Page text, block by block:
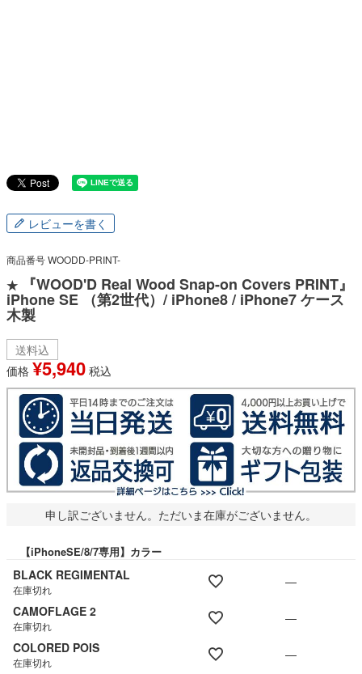
レビューを書く
商品番号WOODD-PRINT-
★ 『WOOD'D Real Wood Snap-on Covers PRINT』
iPhone SE （第2世代）/ iPhone8 / iPhone7 ケース
木製
送料込
価格 ¥5,940 税込
申し訳ございません。ただいま在庫がございません。
【iPhoneSE/8/7専用】カラー
BLACK REGIMENTAL
在庫切れ
—
CAMOFLAGE 2
在庫切れ
—
COLORED POIS
在庫切れ
—